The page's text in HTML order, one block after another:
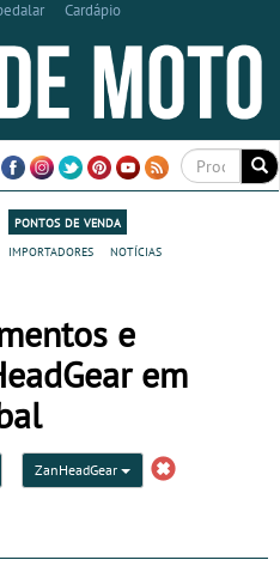
Cardápio
pontos de venda
importadores
notícias
e
em
ZanHeadGear